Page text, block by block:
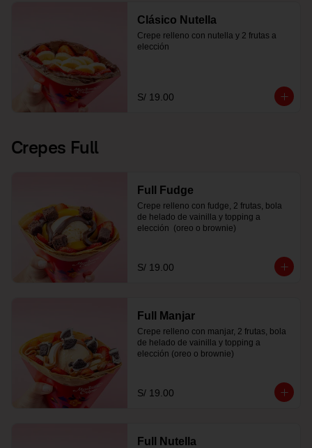
Clásico Nutella
Crepe relleno con nutella y 2 frutas a
elección
S/ 19.00
Crepes Full
Full Fudge
Crepe relleno con fudge, 2 frutas, bola
de helado de vainilla y topping a
elección  (oreo o brownie)
S/ 19.00
Full Manjar
Crepe relleno con manjar, 2 frutas, bola
de helado de vainilla y topping a
elección (oreo o brownie)
S/ 19.00
Full Nutella